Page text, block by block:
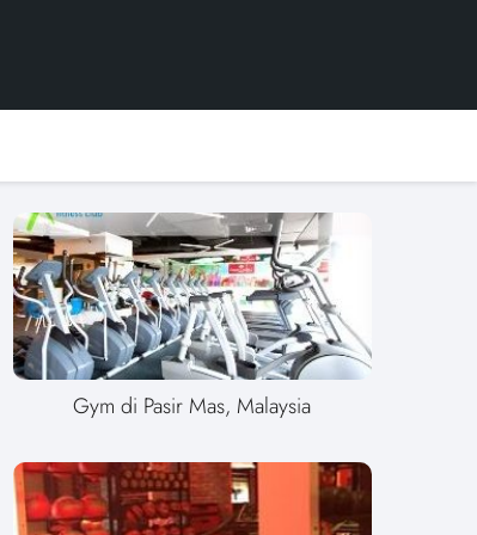
Gym di Pasir Mas, Malaysia